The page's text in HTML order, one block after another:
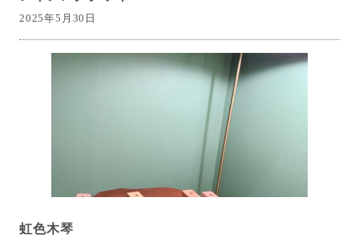
2025年5月30日
虹色木琴